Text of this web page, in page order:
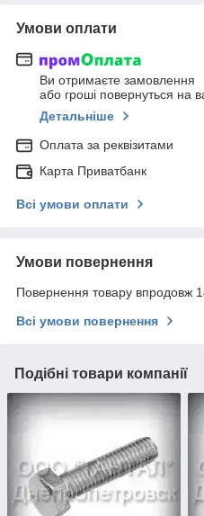
Умови оплати
Ви отримаєте замовлення
або гроші повернуться на
Детальніше
Оплата за реквізитами
Карта Приватбанк
Всі умови оплати
Умови повернення
Повернення товару впродовж
Всі умови повернення
Подібні товари компанії